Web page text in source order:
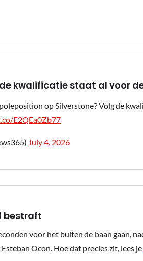
kwalificatie staat al voor
op Silverstone? Volg de
E2QEa0Zb77
July 4, 2026
bestraft
voor het buiten de baan gaan,
Ocon. Hoe dat precies zit, lees je